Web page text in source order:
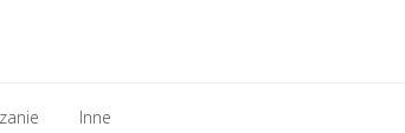
Inne